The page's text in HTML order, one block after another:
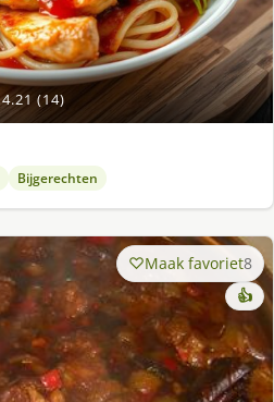
4.21 (14)
Bijgerechten
Maak favoriet8
👍